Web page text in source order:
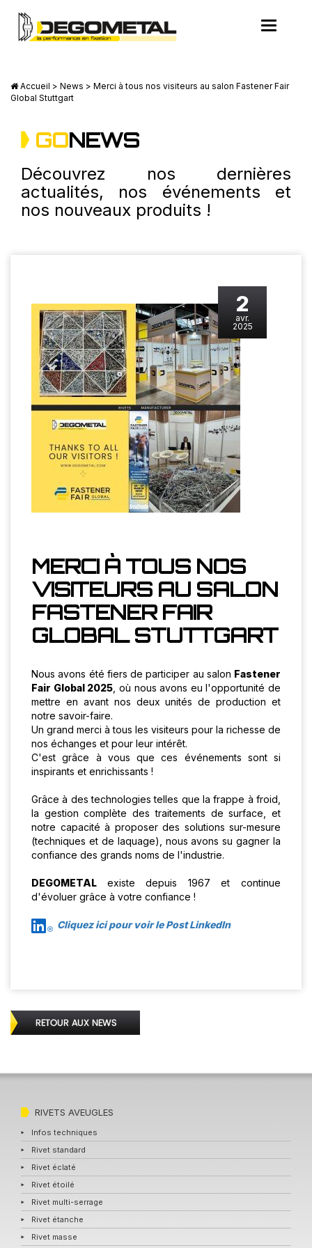
Toggle
Accueil > News > Merci à tous nos visiteurs au salon Fastener Fair
Global Stuttgart
GONEWS
Découvrez nos dernières
actualités, nos événements et
nos nouveaux produits !
2
avr.
2025
MERCI À TOUS NOS
VISITEURS AU SALON
FASTENER FAIR
GLOBAL STUTTGART
Nous avons été fiers de participer au salon Fastener
Fair Global 2025 , où nous avons eu l'opportunité de
mettre en avant nos deux unités de production et
notre savoir-faire.
Un grand merci à tous les visiteurs pour la richesse de
nos échanges et pour leur intérêt.
C'est grâce à vous que ces événements sont si
inspirants et enrichissants !
Grâce à des technologies telles que la frappe à froid,
la gestion complète des traitements de surface, et
notre capacité à proposer des solutions sur-mesure
(techniques et de laquage), nous avons su gagner la
confiance des grands noms de l'industrie.
DEGOMETAL existe depuis 1967 et continue
d'évoluer grâce à votre confiance !
Cliquez ici pour voir le Post LinkedIn
RIVETS AVEUGLES
Infos techniques
Rivet standard
Rivet éclaté
Rivet étoilé
Rivet multi-serrage
Rivet étanche
Rivet masse